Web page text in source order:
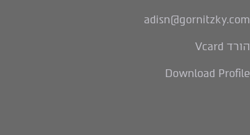
adisn@gornitzky.com
הורד Vcard
Download Profile